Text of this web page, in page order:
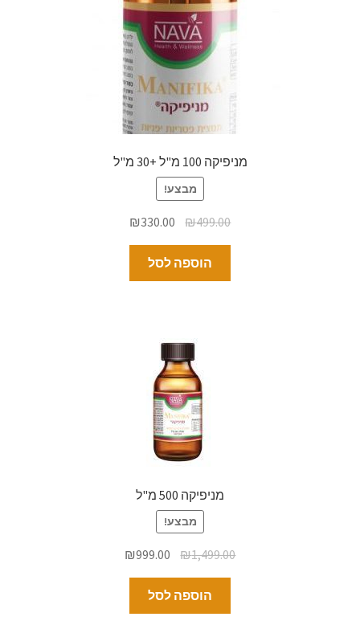
מניפיקה 100 מ"ל +30 מ"ל
מבצע!
₪499.00
₪330.00
הוספה לסל
מניפיקה 500 מ"ל
מבצע!
₪1,499.00
₪999.00
הוספה לסל